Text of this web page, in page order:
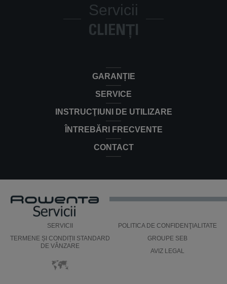
Fier de călcat cu abur Focus Excel
DW5320D1
Servicii
CLIENȚI
GARANȚIE
SERVICE
INSTRUCŢIUNI DE UTILIZARE
ÎNTREBĂRI FRECVENTE
CONTACT
SERVICII
POLITICA DE CONFIDENŢIALITATE
TERMENE ȘI CONDIȚII STANDARD
DE VÂNZARE
GROUPE SEB
AVIZ LEGAL